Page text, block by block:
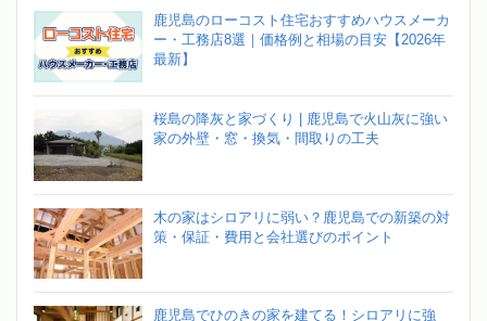
鹿児島のローコスト住宅おすすめハウスメーカ
ー・工務店8選｜価格例と相場の目安【2026年
最新】
桜島の降灰と家づくり | 鹿児島で火山灰に強い
家の外壁・窓・換気・間取りの工夫
木の家はシロアリに弱い？鹿児島での新築の対
策・保証・費用と会社選びのポイント
鹿児島でひのきの家を建てる！シロアリに強